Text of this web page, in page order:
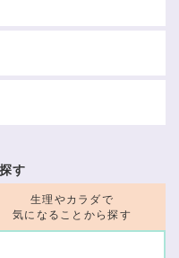
す
生理やカラダで
気になることから探す